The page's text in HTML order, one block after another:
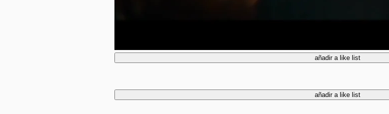
añadir a like list
añadir a like list